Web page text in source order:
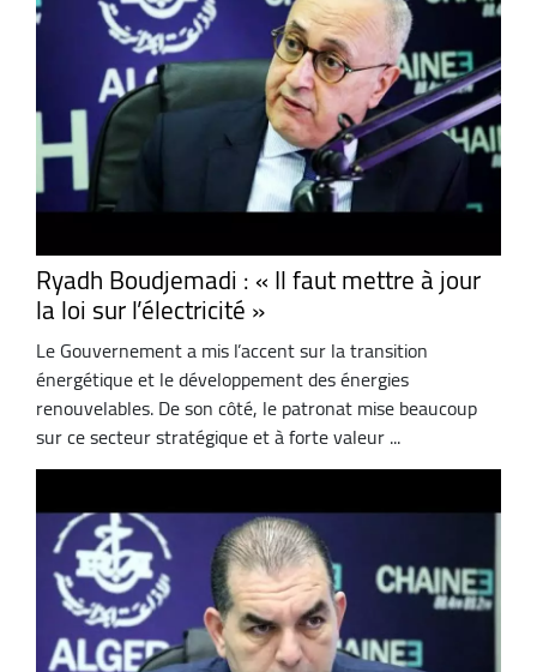
Ryadh Boudjemadi : « Il faut mettre à jour
la loi sur l’électricité »
Le Gouvernement a mis l’accent sur la transition
énergétique et le développement des énergies
renouvelables. De son côté, le patronat mise beaucoup
sur ce secteur stratégique et à forte valeur ...